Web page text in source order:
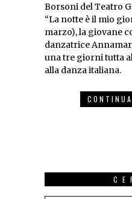
Borsoni del Teatro
“La notte è il mio
marzo), la giovane
danzatrice
una tre giorni tutta
alla danza italiana.